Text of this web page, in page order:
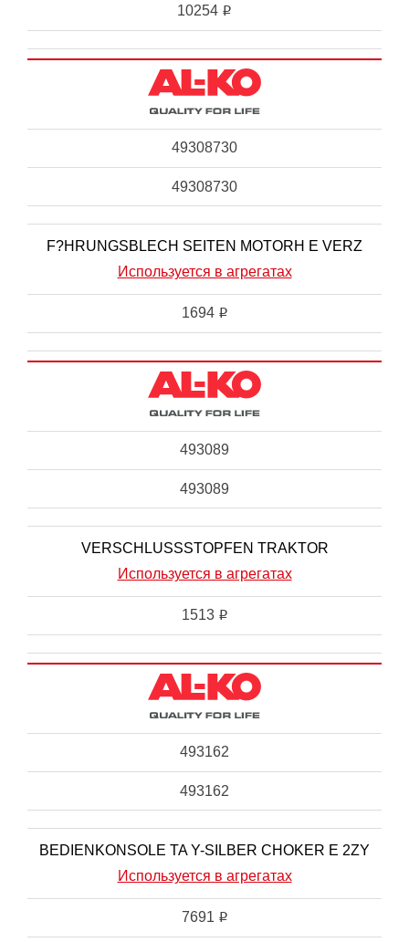
10254 i
49308730
49308730
F?HRUNGSBLECH SEITEN MOTORH E VERZ
Используется в агрегатах
1694 i
493089
493089
VERSCHLUSSSTOPFEN TRAKTOR
Используется в агрегатах
1513 i
493162
493162
BEDIENKONSOLE TA Y-SILBER CHOKER E 2ZY
Используется в агрегатах
7691 i